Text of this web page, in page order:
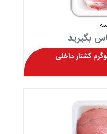
بگیرید